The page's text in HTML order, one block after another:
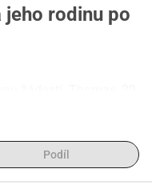
jeho rodinu po
neměla zažít.
Podíl